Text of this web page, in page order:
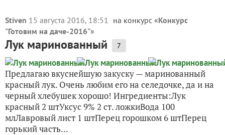
Stiven 15 августа 2016, 18:51 на конкурс «Конкурс
"Готовим на даче-2016"»
Лук маринованный 7
Предлагаю вкуснейшую закуску — маринованный
красный лук. Очень любим его на селедочке, да и на
черный хлебушек хорошо! Ингредиенты:Лук
красный 2 штУксус 9% 2 ст. ложкиВода 100
млЛавровый лист 1 штПерец горошком 6 штПерец
горький часть...